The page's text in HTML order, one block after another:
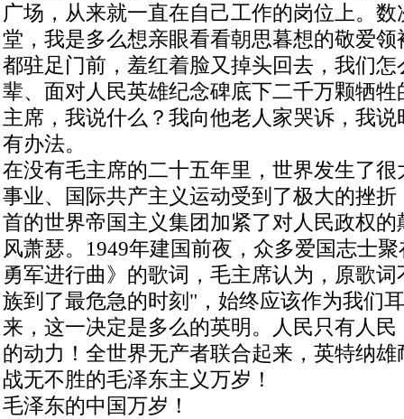
广场，从来就一直在自己工作的岗位上。
堂，我是多么想亲眼看看朝思暮想的敬爱
都驻足门前，羞红着脸又掉头回去，我们
辈、面对人民英雄纪念碑底下二千万颗牺
主席，我说什么？我向他老人家哭诉，我
有办法。
在没有毛主席的二十五年里，世界发生了
事业、国际共产主义运动受到了极大的挫
首的世界帝国主义集团加紧了对人民政权
风萧瑟。1949年建国前夜，众多爱国志士
勇军进行曲》的歌词，毛主席认为，原歌
族到了最危急的时刻"，始终应该作为我们
来，这一决定是多么的英明。人民只有人
的动力！全世界无产者联合起来，英特纳
战无不胜的毛泽东主义万岁！
毛泽东的中国万岁！